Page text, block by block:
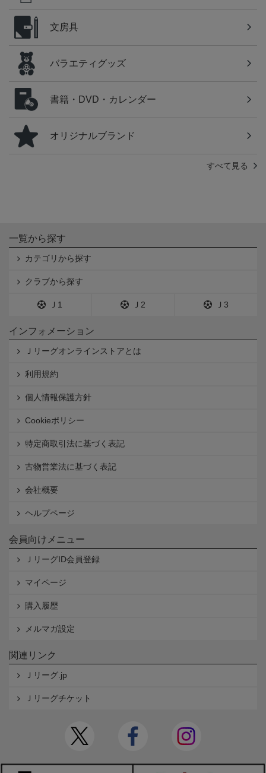
文房具
バラエティグッズ
書籍・DVD・カレンダー
オリジナルブランド
すべて見る
一覧から探す
カテゴリから探す
クラブから探す
Ｊ1 Ｊ2 Ｊ3
インフォメーション
Ｊリーグオンラインストアとは
利用規約
個人情報保護方針
Cookieポリシー
特定商取引法に基づく表記
古物営業法に基づく表記
会社概要
ヘルプページ
会員向けメニュー
ＪリーグID会員登録
マイページ
購入履歴
メルマガ設定
関連リンク
Ｊリーグ.jp
Ｊリーグチケット